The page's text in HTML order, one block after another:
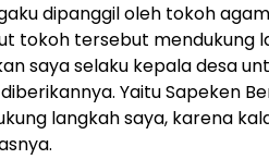
dipanggil oleh tokoh
tokoh tersebut mendukung
saya selaku kepala desa
Yaitu Sapeken
langkah saya, karena